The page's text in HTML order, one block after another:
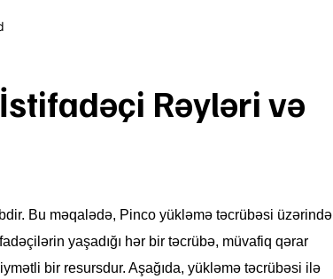
Rəyləri və
Bu məqalədə, Pinco yükləmə təcrübəsi üzərində
yaşadığı hər bir təcrübə, müvafiq qərar
bir resursdur. Aşağıda, yükləmə təcrübəsi ilə